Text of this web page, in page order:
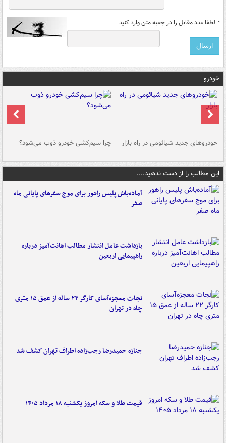
* لطفا عدد مقابل را در جعبه متن وارد کنید
خودرو
خودروهای جدید شیائومی در راه بازار چرا سیم‌کشی خودرو ذوب می‌شود؟
این مطالب را از دست ندهید....
آماده‌باش پلیس راهور برای موج سفرهای پایانی ماه
صفر
بازداشت عامل انتشار مطالب اهانت‌آمیز درباره
راهپیمایی اربعین
نجات معجزه‌آسای کارگر ۲۲ ساله از عمق ۱۵ متری
چاه در تهران
جنازه حمیدرضا رجب‌زاده اطراف تهران کشف شد
قیمت طلا و سکه امروز یکشنبه ۱۸ مرداد ۱۴۰۵